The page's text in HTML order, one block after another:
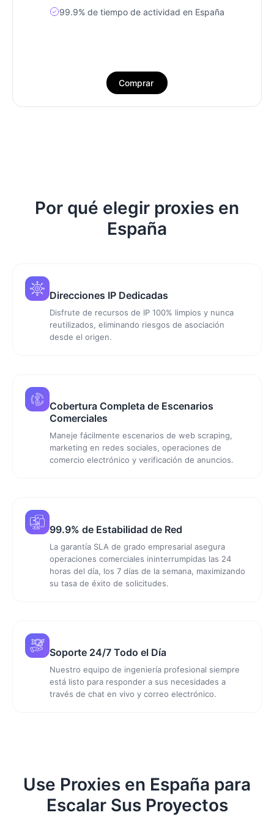
99.9% de tiempo de actividad en España
Comprar
Por qué elegir proxies en
España
Direcciones IP Dedicadas
Disfrute de recursos de IP 100% limpios y nunca
reutilizados, eliminando riesgos de asociación
desde el origen.
Cobertura Completa de Escenarios
Comerciales
Maneje fácilmente escenarios de web scraping,
marketing en redes sociales, operaciones de
comercio electrónico y verificación de anuncios.
99.9% de Estabilidad de Red
La garantía SLA de grado empresarial asegura
operaciones comerciales ininterrumpidas las 24
horas del día, los 7 días de la semana, maximizando
su tasa de éxito de solicitudes.
Soporte 24/7 Todo el Día
Nuestro equipo de ingeniería profesional siempre
está listo para responder a sus necesidades a
través de chat en vivo y correo electrónico.
Use Proxies en España para
Escalar Sus Proyectos